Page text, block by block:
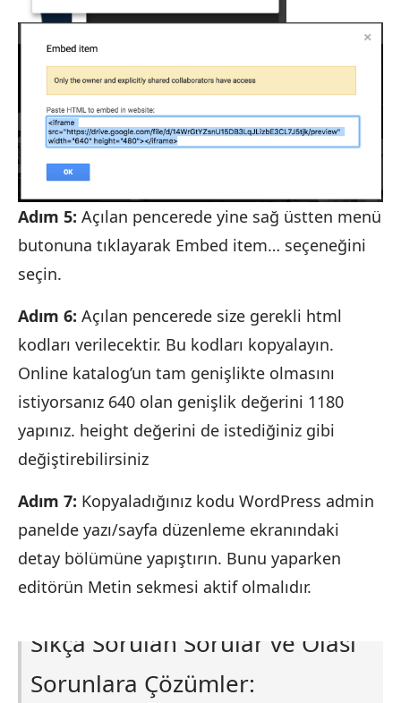
Adım 5: Açılan pencerede yine sağ üstten menü
butonuna tıklayarak Embed item… seçeneğini
seçin.
Adım 6: Açılan pencerede size gerekli html
kodları verilecektir. Bu kodları kopyalayın.
Online katalog’un tam genişlikte olmasını
istiyorsanız 640 olan genişlik değerini 1180
yapınız. height değerini de istediğiniz gibi
değiştirebilirsiniz
Adım 7: Kopyaladığınız kodu WordPress admin
panelde yazı/sayfa düzenleme ekranındaki
detay bölümüne yapıştırın. Bunu yaparken
editörün Metin sekmesi aktif olmalıdır.
Sıkça Sorulan Sorular ve Olası
Sorunlara Çözümler: